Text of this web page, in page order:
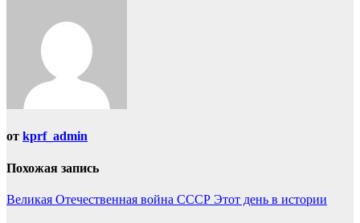
от kprf_admin
Похожая запись
Великая Отечественная война СССР Этот день в истории